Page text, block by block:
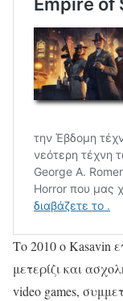
Το 2010 ο Kasavin
μετερίζι και
video games,